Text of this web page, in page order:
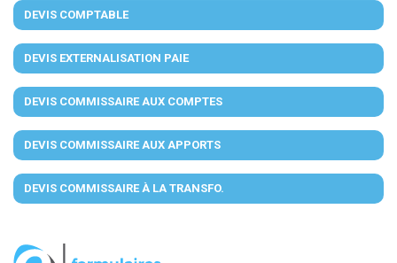
DEVIS COMPTABLE
DEVIS EXTERNALISATION PAIE
DEVIS COMMISSAIRE AUX COMPTES
DEVIS COMMISSAIRE AUX APPORTS
DEVIS COMMISSAIRE À LA TRANSFO.